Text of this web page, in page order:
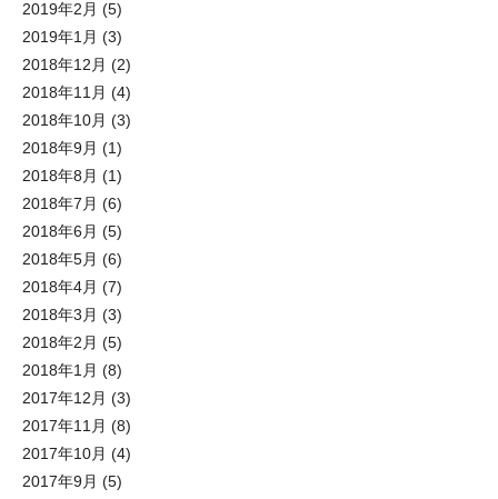
2019年2月 (5)
2019年1月 (3)
2018年12月 (2)
2018年11月 (4)
2018年10月 (3)
2018年9月 (1)
2018年8月 (1)
2018年7月 (6)
2018年6月 (5)
2018年5月 (6)
2018年4月 (7)
2018年3月 (3)
2018年2月 (5)
2018年1月 (8)
2017年12月 (3)
2017年11月 (8)
2017年10月 (4)
2017年9月 (5)